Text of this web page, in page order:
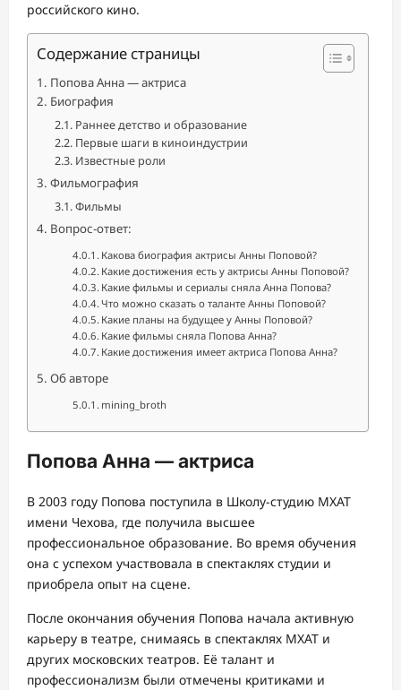
российского кино.
Содержание страницы
Попова Анна — актриса
Биография
Раннее детство и образование
Первые шаги в киноиндустрии
Известные роли
Фильмография
Фильмы
Вопрос-ответ:
Какова биография актрисы Анны Поповой?
Какие достижения есть у актрисы Анны Поповой?
Какие фильмы и сериалы сняла Анна Попова?
Что можно сказать о таланте Анны Поповой?
Какие планы на будущее у Анны Поповой?
Какие фильмы сняла Попова Анна?
Какие достижения имеет актриса Попова Анна?
Об авторе
mining_broth
Попова Анна — актриса
В 2003 году Попова поступила в Школу-студию МХАТ
имени Чехова, где получила высшее
профессиональное образование. Во время обучения
она с успехом участвовала в спектаклях студии и
приобрела опыт на сцене.
После окончания обучения Попова начала активную
карьеру в театре, снимаясь в спектаклях МХАТ и
других московских театров. Её талант и
профессионализм были отмечены критиками и